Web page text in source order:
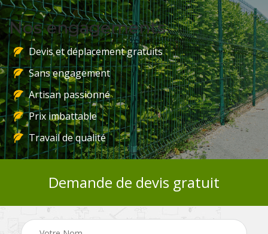
Nos engagements
Devis et déplacement gratuits
Sans engagement
Artisan passionné
Prix imbattable
Travail de qualité
Demande de devis gratuit